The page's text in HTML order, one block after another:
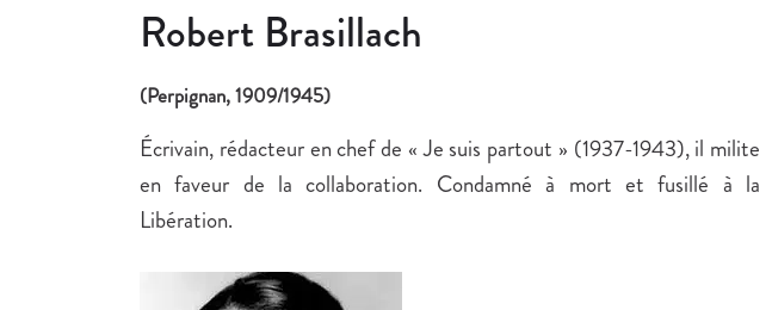
Robert Brasillach
(Perpignan, 1909/1945)
Écrivain, rédacteur en chef de « Je suis partout » (1937-1943), il milite
en faveur de la collaboration. Condamné à mort et fusillé à la
Libération.